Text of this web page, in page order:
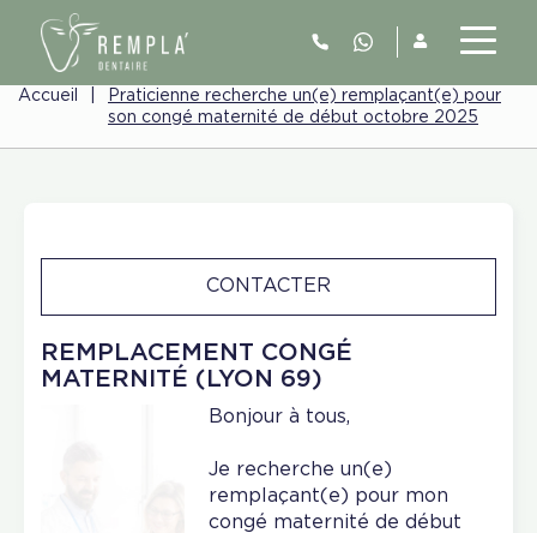
Accueil
Praticienne recherche un(e) remplaçant(e) pour
son congé maternité de début octobre 2025
REMPLACEMENT CONGÉ
MATERNITÉ (LYON 69)
CONTACTER
Bonjour à tous,
Je recherche un(e)
remplaçant(e) pour mon
congé maternité de début